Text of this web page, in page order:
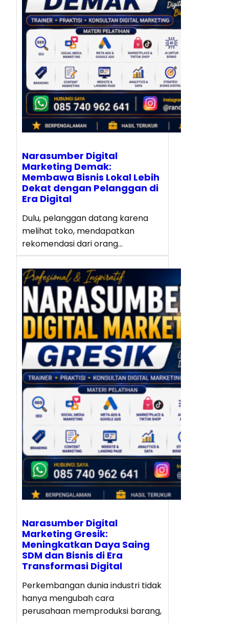
Narasumber Digital
Marketing Demak:
Membawa Bisnis Lokal Lebih
Dekat dengan Pelanggan di
Era Digital
Dulu, pelanggan datang karena
melihat toko, mendapatkan
rekomendasi dari orang…
Narasumber Digital
Marketing Gresik:
Meningkatkan Daya Saing
SDM dan Bisnis di Era
Transformasi Digital
Perkembangan dunia industri tidak
hanya mengubah cara
perusahaan memproduksi barang,